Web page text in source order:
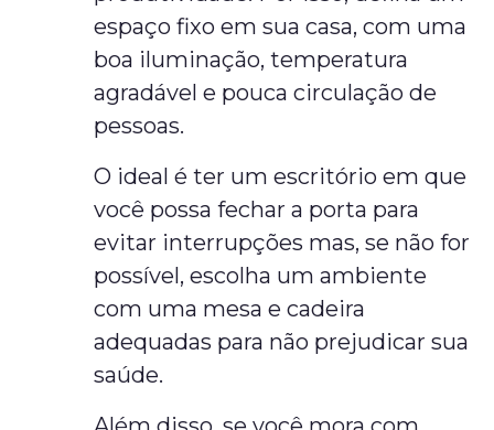
espaço fixo em sua casa, com uma
boa iluminação, temperatura
agradável e pouca circulação de
pessoas.
O ideal é ter um escritório em que
você possa fechar a porta para
evitar interrupções mas, se não for
possível, escolha um ambiente
com uma mesa e cadeira
adequadas para não prejudicar sua
saúde.